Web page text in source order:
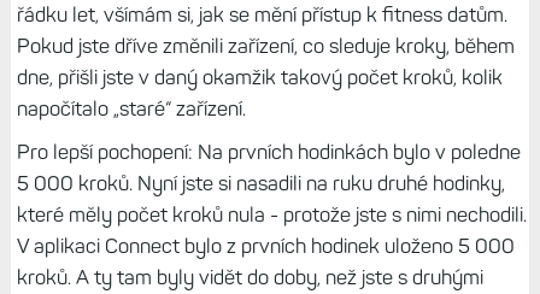
řádku let, všímám si, jak se mění přístup k fitness datům.
Pokud jste dříve změnili zařízení, co sleduje kroky, během
dne, přišli jste v daný okamžik takový počet kroků, kolik
napočítalo „staré“ zařízení.
Pro lepší pochopení: Na prvních hodinkách bylo v poledne
5 000 kroků. Nyní jste si nasadili na ruku druhé hodinky,
které měly počet kroků nula - protože jste s nimi nechodili.
V aplikaci Connect bylo z prvních hodinek uloženo 5 000
kroků. A ty tam byly vidět do doby, než jste s druhými